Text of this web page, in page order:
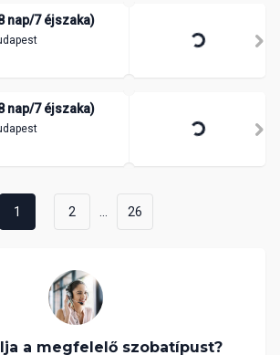
nap/7 éjszaka)
nap/7 éjszaka)
1 2 26
a megfelelő szobatípust?